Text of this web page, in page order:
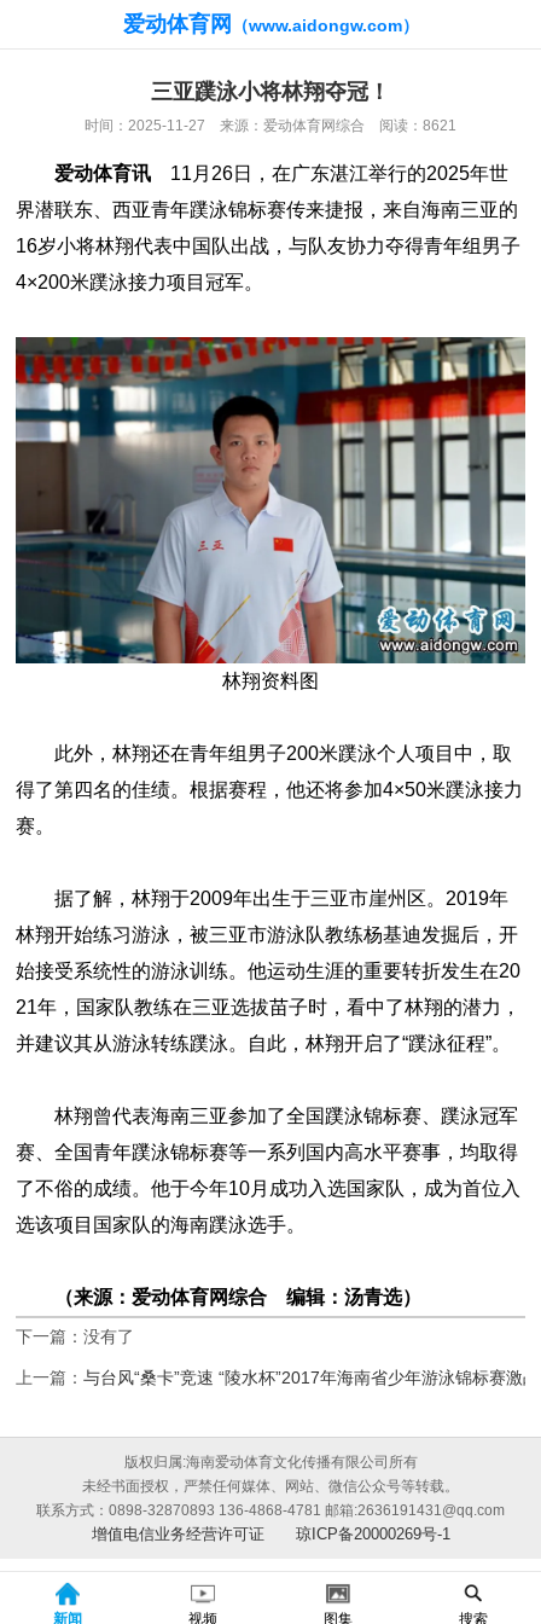
爱动体育网 （www.aidongw.com）
新闻 视频 图集 搜索
三亚蹼泳小将林翔夺冠！
时间：2025-11-27 来源：爱动体育网综合 阅读：8621
爱动体育讯 11月26日，在广东湛江举行的2025年世
界潜联东、西亚青年蹼泳锦标赛传来捷报，来自海南三亚的
16岁小将林翔代表中国队出战，与队友协力夺得青年组男子
4×200米蹼泳接力项目冠军。
林翔资料图
此外，林翔还在青年组男子200米蹼泳个人项目中，取
得了第四名的佳绩。根据赛程，他还将参加4×50米蹼泳接力
赛。
据了解，林翔于2009年出生于三亚市崖州区。2019年
林翔开始练习游泳，被三亚市游泳队教练杨基迪发掘后，开
始接受系统性的游泳训练。他运动生涯的重要转折发生在20
21年，国家队教练在三亚选拔苗子时，看中了林翔的潜力，
并建议其从游泳转练蹼泳。自此，林翔开启了“蹼泳征程”。
林翔曾代表海南三亚参加了全国蹼泳锦标赛、蹼泳冠军
赛、全国青年蹼泳锦标赛等一系列国内高水平赛事，均取得
了不俗的成绩。他于今年10月成功入选国家队，成为首位入
选该项目国家队的海南蹼泳选手。
（来源：爱动体育网综合 编辑：汤青选）
下一篇：没有了
上一篇：与台风“桑卡”竞速 “陵水杯”2017年海南省少年游泳锦标赛激
版权归属:海南爱动体育文化传播有限公司所有
未经书面授权，严禁任何媒体、网站、微信公众号等转载。
联系方式：0898-32870893 136-4868-4781 邮箱:2636191431@qq.com
增值电信业务经营许可证 琼ICP备20000269号-1